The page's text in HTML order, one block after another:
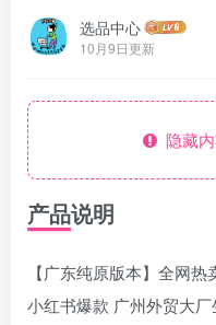
选品中心
10月9日更新
隐藏
产品说明
【广东纯原版本】全网
小红书爆款 广州外贸大